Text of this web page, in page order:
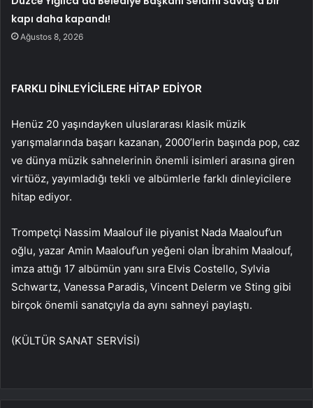
kapı daha kapandı!
Ağustos 8, 2026
FARKLI DİNLEYİCİLERE HİTAP EDİYOR
Henüz 20 yaşındayken uluslararası klasik müzik
yarışmalarında başarı kazanan, 2000’lerin başında pop, caz
ve dünya müzik sahnelerinin önemli isimleri arasına giren
virtüöz, yayımladığı tekli ve albümlerle farklı dinleyicilere
hitap ediyor.
Trompetçi Nassim Maalouf ile piyanist Nada Maalouf’un
oğlu, yazar Amin Maalouf’un yeğeni olan İbrahim Maalouf,
imza attığı 17 albümün yanı sıra Elvis Costello, Sylvia
Schwartz, Vanessa Paradis, Vincent Delerm ve Sting gibi
birçok önemli sanatçıyla da aynı sahneyi paylaştı.
(KÜLTÜR SANAT SERVİSİ)